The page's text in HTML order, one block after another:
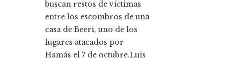
buscan restos de víctimas
entre los escombros de una
casa de Beeri, uno de los
lugares atacados por
Hamás el 7 de octubre.Luis